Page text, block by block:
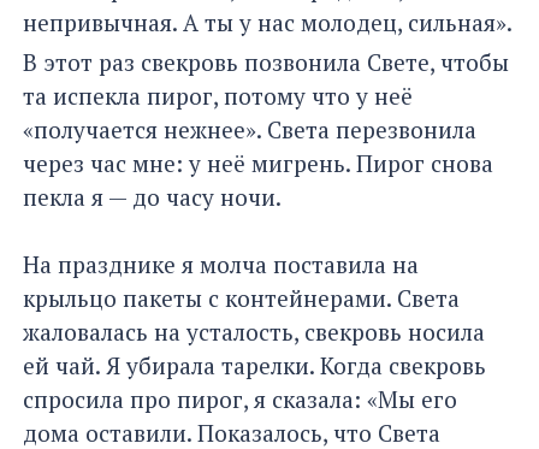
непривычная. А ты у нас молодец, сильная».
В этот раз свекровь позвонила Свете, чтобы
та испекла пирог, потому что у неё
«получается нежнее». Света перезвонила
через час мне: у неё мигрень. Пирог снова
пекла я — до часу ночи.
На празднике я молча поставила на
крыльцо пакеты с контейнерами. Света
жаловалась на усталость, свекровь носила
ей чай. Я убирала тарелки. Когда свекровь
спросила про пирог, я сказала: «Мы его
дома оставили. Показалось, что Света